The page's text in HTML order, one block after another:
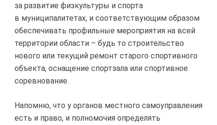
за развитие физкультуры и спорта
в муниципалитетах, и соответствующим образом
обеспечивать профильные мероприятия на всей
территории области – будь то строительство
нового или текущий ремонт старого спортивного
объекта, оснащение спортзала или спортивное
соревнование.
Напомню, что у органов местного самоуправления
есть и право, и полномочия определять